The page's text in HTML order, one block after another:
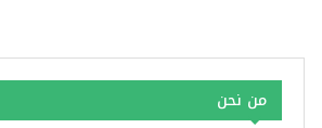
من نحن